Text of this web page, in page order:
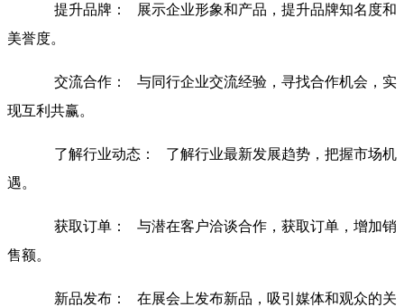
提升品牌： 展示企业形象和产品，提升品牌知名度和
美誉度。
交流合作： 与同行企业交流经验，寻找合作机会，实
现互利共赢。
了解行业动态： 了解行业最新发展趋势，把握市场机
遇。
获取订单： 与潜在客户洽谈合作，获取订单，增加销
售额。
新品发布： 在展会上发布新品，吸引媒体和观众的关